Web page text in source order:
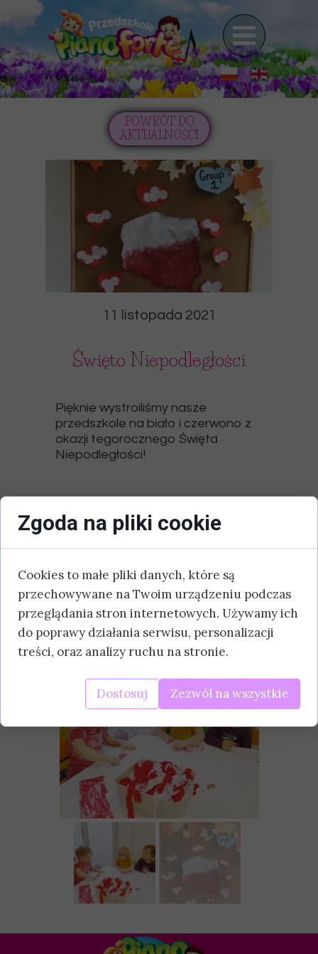
POWRÓT DO
AKTUALNOŚCI
11 listopada 2021
Święto Niepodległości
Pięknie wystroiliśmy nasze
przedszkole na biało i czerwono z
okazji tegorocznego Święta
Niepodległości!
Zgoda na pliki cookie
Cookies to małe pliki danych, które są
przechowywane na Twoim urządzeniu podczas
przeglądania stron internetowych. Używamy ich
do poprawy działania serwisu, personalizacji
treści, oraz analizy ruchu na stronie.
Dostosuj Zezwól na wszystkie